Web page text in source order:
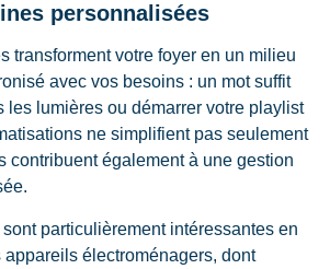
personnalisées
transforment votre foyer en un milieu
avec vos besoins : un mot suffit
les lumières ou démarrer votre playlist
ne simplifient pas seulement
contribuent également à une gestion
particulièrement intéressantes en
électroménagers, dont